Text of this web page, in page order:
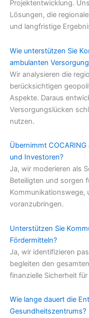
Projektentwicklung.
Lösungen, die
und langfristige
Wie unterstützen Sie
ambulanten
Wir analysieren die
berücksichtigen
Aspekte. Daraus
Versorgungslücken
nutzen.
Übernimmt
und Investoren?
Ja, wir moderieren als
Beteiligten und sorgen
Kommunikationswege,
voranzubringen.
Unterstützen Sie
Fördermitteln?
Ja, wir identifizieren
begleiten den
finanzielle Sicherheit
Wie lange dauert die
Gesundheitszentrums?